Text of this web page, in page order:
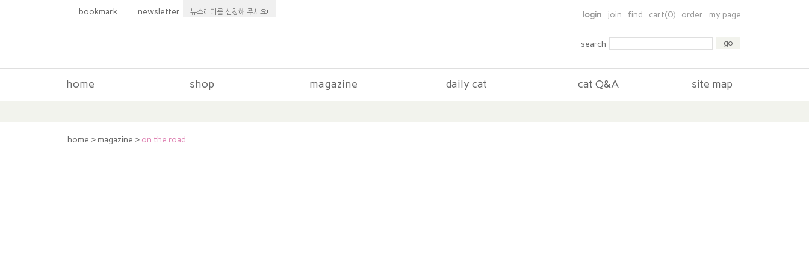
bookmark newsletter login join find cart(0) order my page
home shop magazine daily cat cat Q&A site map
search
home >magazine > on the road